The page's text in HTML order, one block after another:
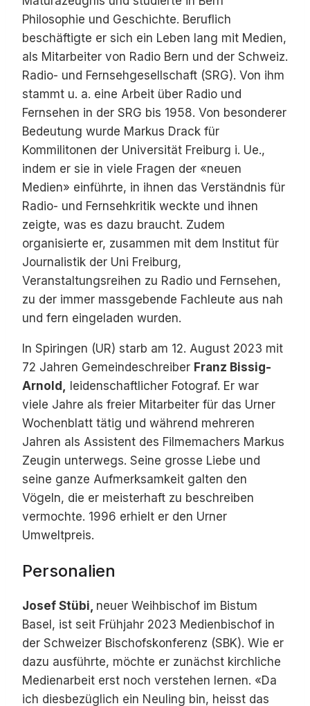
Philosophie und Geschichte. Beruflich
beschäftigte er sich ein Leben lang mit Medien,
als Mitarbeiter von Radio Bern und der Schweiz.
Radio- und Fernsehgesellschaft (SRG). Von ihm
stammt u. a. eine Arbeit über Radio und
Fernsehen in der SRG bis 1958. Von besonderer
Bedeutung wurde Markus Drack für
Kommilitonen der Universität Freiburg i. Ue.,
indem er sie in viele Fragen der «neuen
Medien» einführte, in ihnen das Verständnis für
Radio- und Fernsehkritik weckte und ihnen
zeigte, was es dazu braucht. Zudem
organisierte er, zusammen mit dem Institut für
Journalistik der Uni Freiburg,
Veranstaltungsreihen zu Radio und Fernsehen,
zu der immer massgebende Fachleute aus nah
und fern eingeladen wurden.
In Spiringen (UR) starb am 12. August 2023 mit
72 Jahren Gemeindeschreiber Franz Bissig-
Arnold,
leidenschaftlicher Fotograf. Er war
viele Jahre als freier Mitarbeiter für das Urner
Wochenblatt tätig und während mehreren
Jahren als Assistent des Filmemachers Markus
Zeugin unterwegs. Seine grosse Liebe und
seine ganze Aufmerksamkeit galten den
Vögeln, die er meisterhaft zu beschreiben
vermochte. 1996 erhielt er den Urner
Umweltpreis.
Personalien
Josef Stübi, neuer Weihbischof im Bistum
Basel, ist seit Frühjahr 2023 Medienbischof in
der Schweizer Bischofskonferenz (SBK). Wie er
dazu ausführte, möchte er zunächst kirchliche
Medienarbeit erst noch verstehen lernen. «Da
ich diesbezüglich ein Neuling bin, heisst das